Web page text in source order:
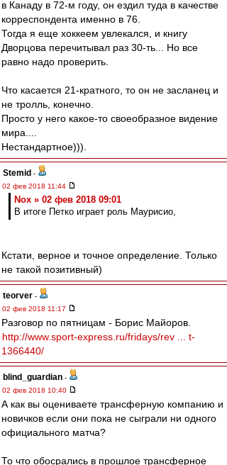
в Канаду в 72-м году, он ездил туда в качестве
корреспондента именно в 76.
Тогда я еще хоккеем увлекался, и книгу
Дворцова перечитывал раз 30-ть... Но все
равно надо проверить.
Что касается 21-кратного, то он не засланец и
не тролль, конечно.
Просто у него какое-то своеобразное видение
мира....
Нестандартное))).
Stemid -
02 фев 2018 11:44
Nox » 02 фев 2018 09:01
В итоге Петко играет роль Маурисио,
Кстати, верное и точное определение. Только
не такой позитивный)
teorver -
02 фев 2018 11:17
Разговор по пятницам - Борис Майоров.
http://www.sport-express.ru/fridays/rev ... t-
1366440/
blind_guardian -
02 фев 2018 10:40
А как вы оцениваете трансферную компанию и
новичков если они пока не сыграли ни одного
официального матча?
То что обосрались в прошлое трансферное